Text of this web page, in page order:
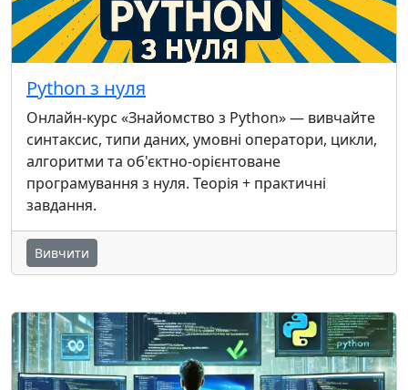
Python з нуля
Онлайн-курс «Знайомство з Python» — вивчайте
синтаксис, типи даних, умовні оператори, цикли,
алгоритми та об'єктно-орієнтоване
програмування з нуля. Теорія + практичні
завдання.
Вивчити